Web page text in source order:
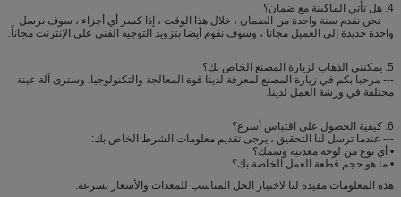
4. هل تأتي الماكينة مع ضمان؟
--- نحن نقدم سنة واحدة من الضمان ، خلال هذا الوقت ، إذا كسر أي أجزاء ، سوف نرسل
واحدة جديدة إلى العميل مجانا ، وسوف نقوم أيضا بتزويد التوجيه الفني على الإنترنت مجاناً.
5. يمكنني الذهاب لزيارة المصنع الخاص بك؟
--- مرحبا بكم في زيارة المصنع لمعرفة لدينا قوة المعالجة والتكنولوجيا. وسترى آلة عينة
مختلفة في ورشة العمل لدينا.
6. كيفية الحصول على اقتباس أسرع؟
--- عندما ترسل لنا التحقيق ، يرجى تقديم معلومات الشرط الخاص بك:
• أي نوع من لوحة معدنية وسمك؟
• ما هو حجم قطعة العمل الخاصة بك؟
هذه المعلومات مفيدة لنا لاختيار الحل المناسب للمعدات والأسعار بسرعة.